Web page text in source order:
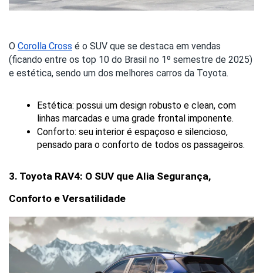
O Corolla Cross é o SUV que se destaca em vendas
(ficando entre os top 10 do Brasil no 1º semestre de 2025)
e estética, sendo um dos melhores carros da Toyota.
Estética: possui um design robusto e clean, com
linhas marcadas e uma grade frontal imponente.
Conforto: seu interior é espaçoso e silencioso,
pensado para o conforto de todos os passageiros.
3. Toyota RAV4: O SUV que Alia Segurança,
Conforto e Versatilidade